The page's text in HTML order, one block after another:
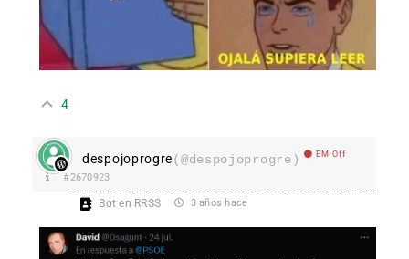
4
despojoprogre(@despojoprogre) EM Off
#2670923
Bot en RRSS 3 años hace